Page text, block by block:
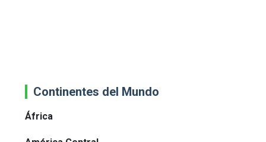
Continentes del Mundo
África